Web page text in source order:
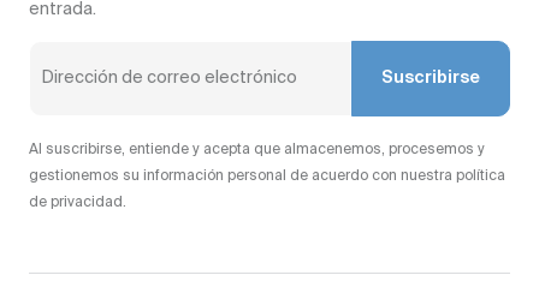
entrada.
Suscribirse
Al suscribirse, entiende y acepta que almacenemos, procesemos y
gestionemos su información personal de acuerdo con nuestra política
de privacidad.